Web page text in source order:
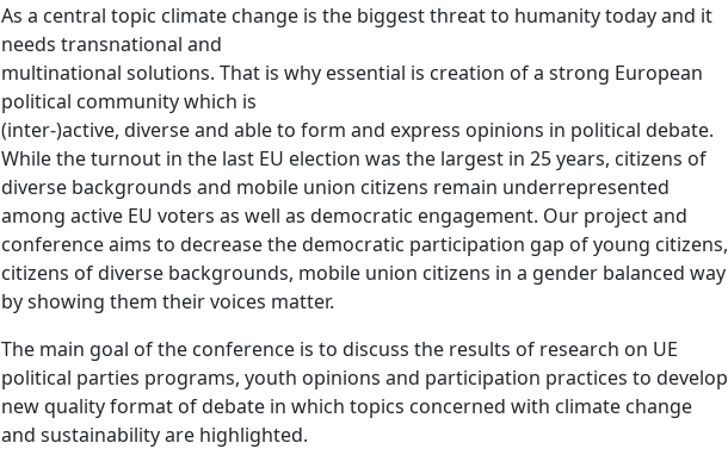
As a central topic climate change is the biggest threat to humanity today and it
needs transnational and
multinational solutions. That is why essential is creation of a strong European
political community which is
(inter-)active, diverse and able to form and express opinions in political debate.
While the turnout in the last EU election was the largest in 25 years, citizens of
diverse backgrounds and mobile union citizens remain underrepresented
among active EU voters as well as democratic engagement. Our project and
conference aims to decrease the democratic participation gap of young citizens,
citizens of diverse backgrounds, mobile union citizens in a gender balanced way
by showing them their voices matter.
The main goal of the conference is to discuss the results of research on UE
political parties programs, youth opinions and participation practices to develop
new quality format of debate in which topics concerned with climate change
and sustainability are highlighted.